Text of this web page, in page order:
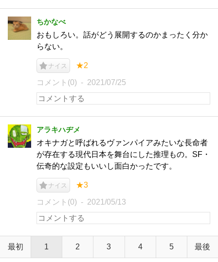
ちかなべ
おもしろい。話がどう展開するのかまったく分か
らない。
ナイス ★2
コメント(0) 2021/07/25
アラキハヂメ
オキナガと呼ばれるヴァンパイアみたいな長命者
が存在する現代日本を舞台にした推理もの。SF・
伝奇的な設定もいいし面白かったです。
ナイス ★3
コメント(0) 2021/05/13
最初 1 2 3 4 5 最後